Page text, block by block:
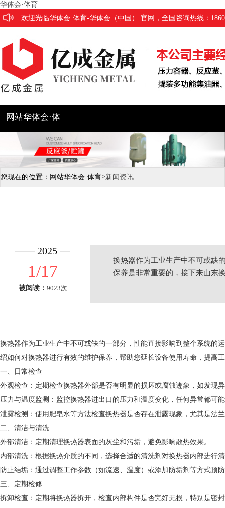
华体会·体育
欢迎光临华体会·体育-华体会（中国） 官网，全国咨询热线：
网站华体会·体
公司简介 产品展示
您现在的位置： 网站华体会·体育>新闻资讯
2025
1/17
被阅读： 9023次
换热器作为工业生产中不可或缺
保养是非常重要的，接下来山东
换热器作为工业生产中不可或缺的一部分，性能直接影响到整个系统的
绍如何对换热器进行有效的维护保养，帮助您延长设备使用寿命，提高
一、日常检查
外观检查：定期检查换热器外部是否有明显的损坏或腐蚀迹象，如发现
压力与温度监测：监控换热器进出口的压力和温度变化，任何异常都可
泄露检测：使用肥皂水等方法检查换热器是否存在泄露现象，尤其是法
二、清洁与清洗
外部清洁：定期清理换热器表面的灰尘和污垢，避免影响散热效果。
内部清洗：根据换热介质的不同，选择合适的清洗剂对换热器内部进行
防止结垢：通过调整工作参数（如流速、温度）或添加防垢剂等方式预
三、定期检修
拆卸检查：定期将换热器拆开，检查内部构件是否完好无损，特别是密